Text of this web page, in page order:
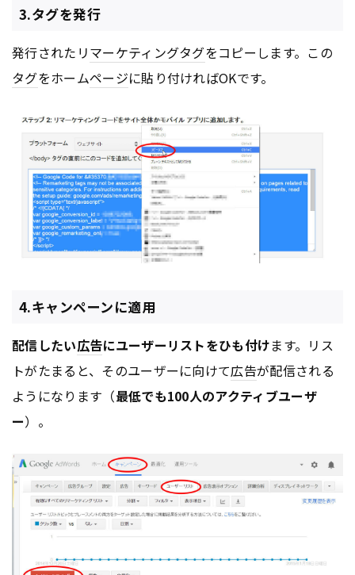
3.タグを発行
発行されたリマーケティングタグをコピーします。この
タグをホームページに貼り付ければOKです。
4.キャンペーンに適用
配信したい広告にユーザーリストをひも付けます。リス
トがたまると、そのユーザーに向けて広告が配信される
ようになります（最低でも100人のアクティブユーザ
ー）。